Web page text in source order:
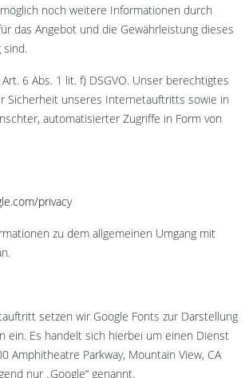
noch weitere Informationen durch
das Angebot und die Gewährleistung dieses
sind.
6 Abs. 1 lit. f) DSGVO. Unser berechtigtes
Sicherheit unseres Internetauftritts sowie in
automatisierter Zugriffe in Form von
privacy
zu dem allgemeinen Umgang mit
setzen wir Google Fonts zur Darstellung
ein. Es handelt sich hierbei um einen Dienst
Amphitheatre Parkway, Mountain View, CA
nur „Google“ genannt.